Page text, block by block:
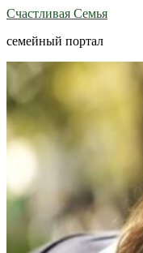
Счастливая Семья
семейный портал